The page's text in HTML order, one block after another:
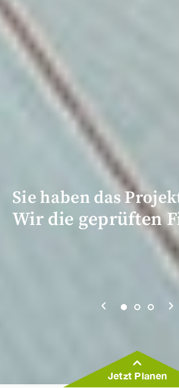
Sie haben das
Wir die geprüften
Jetzt Planen